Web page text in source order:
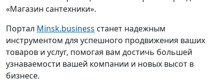
«Магазин сантехники».
Портал Minsk.business станет надежным
инструментом для успешного продвижения ваших
товаров и услуг, помогая вам достичь большей
узнаваемости вашей компании и новых высот в
бизнесе.